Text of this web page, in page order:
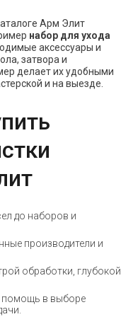
Арм Элит
набор для ухода
аксессуары и
затвора и
делает их удобными
и на выезде.
до наборов и
производители и
обработки, глубокой
помощь в выборе